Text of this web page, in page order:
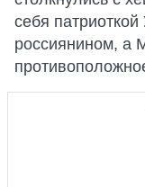
себя
россиянином, а